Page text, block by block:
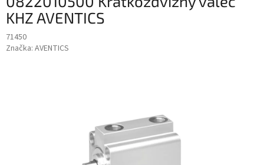
KHZ AVENTICS
71450
Značka: AVENTICS